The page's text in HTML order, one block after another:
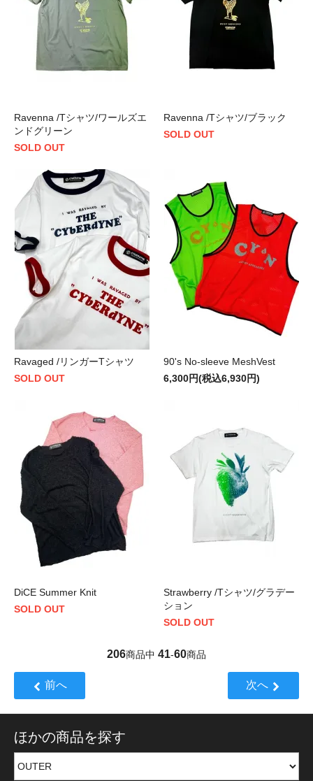
Ravenna /Tシャツ/ワールズエ
ンドグリーン
SOLD OUT
Ravenna /Tシャツ/ブラック
SOLD OUT
Ravaged /リンガーTシャツ
SOLD OUT
90's No-sleeve MeshVest
6,300円(税込6,930円)
DiCE Summer Knit
SOLD OUT
Strawberry /Tシャツ/グラデー
ション
SOLD OUT
206商品中 41-60商品
前へ 次へ
ほかの商品を探す